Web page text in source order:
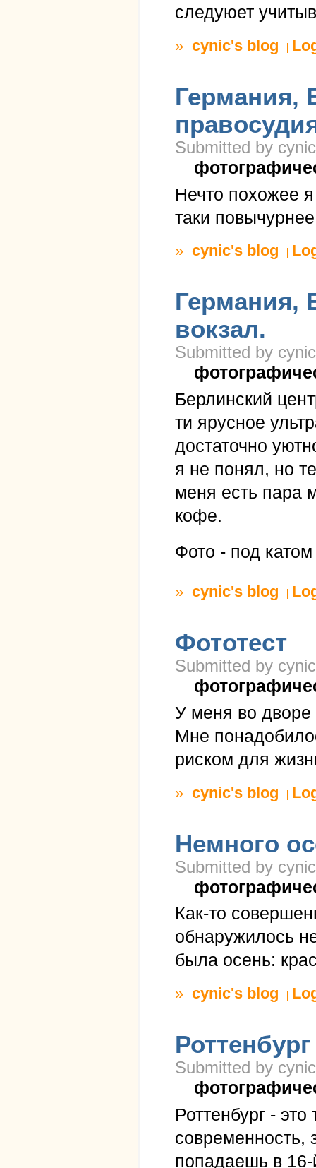
следуюет
» cynic's blog
Германия,
Submitted by
Нечто похожее
таки
» cynic's blog
Германия,
вокзал.
Submitted by
Берлинский
ти ярусное
достаточно
я не понял, но
меня есть пара
кофе.
Фото - под катом
» cynic's blog
Фототест
Submitted by
У меня во дворе
Мне
риском для
» cynic's blog
Немного
Submitted by
Как-то
обнаружилось
была осень:
» cynic's blog
Роттенбург
Submitted by
Роттенбург -
современность,
попадаешь в 16-